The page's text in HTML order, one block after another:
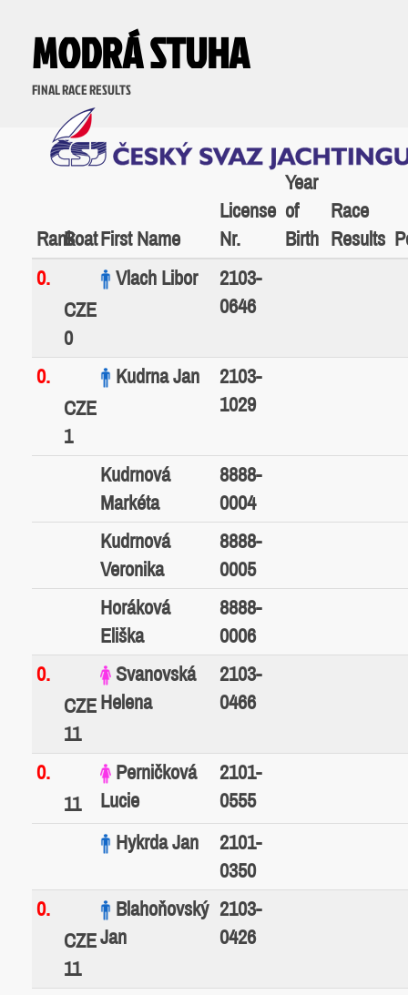
MODRÁ STUHA
FINAL RACE RESULTS
RankBoatFirst Name
License
Nr.
Year
of
Birth
Race
Results
0.
CZE
0
Vlach Libor
2103-
0646
0.
CZE
1
Kudrna Jan
2103-
1029
Kudrnová
Markéta
8888-
0004
Kudrnová
Veronika
8888-
0005
Horáková
Eliška
8888-
0006
0.
CZE
11
Svanovská
Helena
2103-
0466
0.
11
Perničková
Lucie
2101-
0555
Hykrda Jan
2101-
0350
0.
CZE
11
Blahoňovský
Jan
2103-
0426